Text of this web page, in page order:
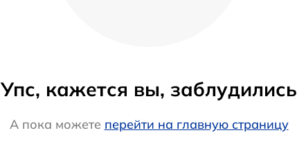
Упс, кажется вы, заблудились
А пока можете перейти на главную страницу